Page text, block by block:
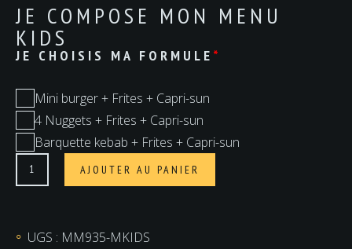
JE COMPOSE MON MENU
KIDS
*
JE CHOISIS MA FORMULE
Mini burger + Frites + Capri-sun
4 Nuggets + Frites + Capri-sun
Barquette kebab + Frites + Capri-sun
quantité
de
Kids
AJOUTER AU PANIER
UGS : MM935-MKIDS